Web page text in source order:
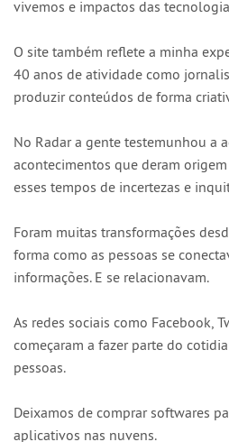
vivemos e impactos das
O site também reflete a minha
40 anos de atividade como
produzir conteúdos de forma
No Radar a gente testemunhou a
acontecimentos que deram
esses tempos de incertezas e
Foram muitas transformações
forma como as pessoas se
informações. E se relacionavam.
As redes sociais como Facebook,
começaram a fazer parte do
pessoas.
Deixamos de comprar softwares
aplicativos nas nuvens.